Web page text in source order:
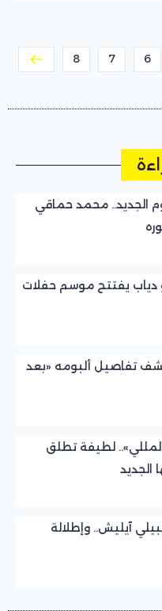
6
7
8
الجديد.. محمد حماقي
دياب يفتتح موسم حفلات
تفاصيل ألبومه «بعد
لطيفة تطلق
الجديد
آيليش.. وإطلالة